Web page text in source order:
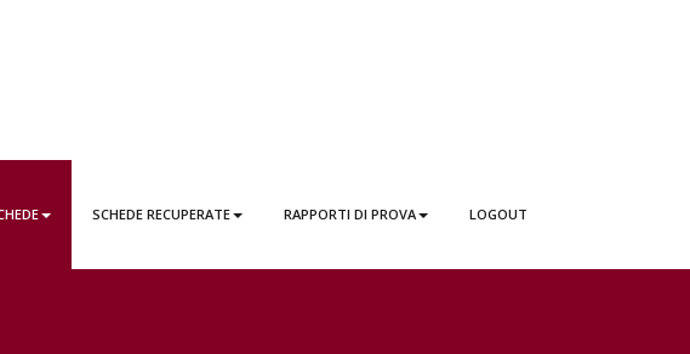
SCHEDE RECUPERATE RAPPORTI DI PROVA LOGOUT